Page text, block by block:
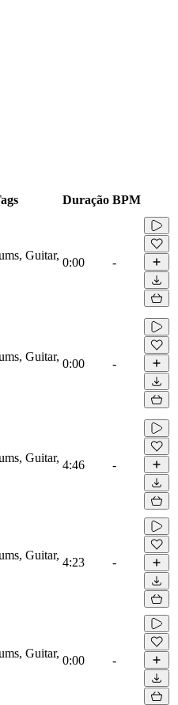
Duração BPM
Guitar,
0:00 -
Guitar,
0:00 -
Guitar,
4:46 -
Guitar,
4:23 -
Guitar,
0:00 -